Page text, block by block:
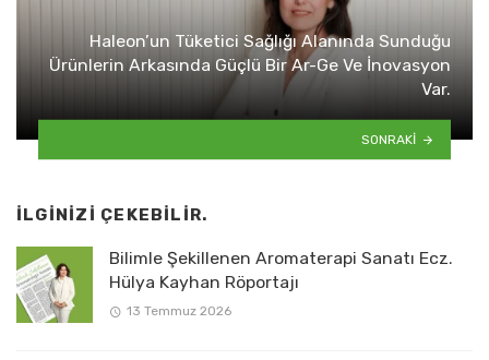
Haleon’un Tüketici Sağlığı Alanında Sunduğu
Ürünlerin Arkasında Güçlü Bir Ar-Ge Ve İnovasyon
Var.
SONRAKI
İLGINIZI ÇEKEBILIR.
Bilimle Şekillenen Aromaterapi Sanatı Ecz.
Hülya Kayhan Röportajı
13 Temmuz 2026